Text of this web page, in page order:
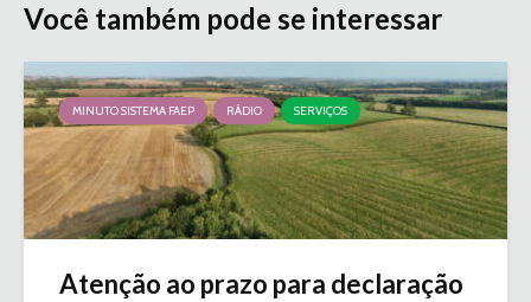
Você também pode se interessar
MINUTO SISTEMA FAEP RÁDIO SERVIÇOS
Atenção ao prazo para declaração